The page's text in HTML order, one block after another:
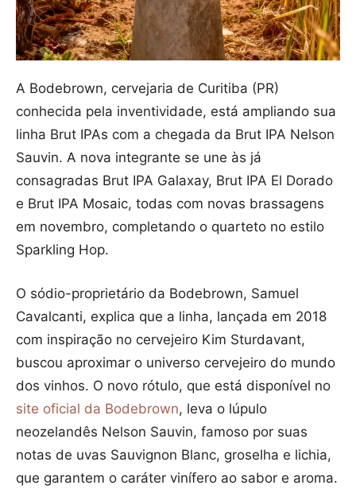
A Bodebrown, cervejaria de Curitiba (PR)
conhecida pela inventividade, está ampliando sua
linha Brut IPAs com a chegada da Brut IPA Nelson
Sauvin. A nova integrante se une às já
consagradas Brut IPA Galaxay, Brut IPA El Dorado
e Brut IPA Mosaic, todas com novas brassagens
em novembro, completando o quarteto no estilo
Sparkling Hop.
O sódio-proprietário da Bodebrown, Samuel
Cavalcanti, explica que a linha, lançada em 2018
com inspiração no cervejeiro Kim Sturdavant,
buscou aproximar o universo cervejeiro do mundo
dos vinhos. O novo rótulo, que está disponível no
site oficial da Bodebrown, leva o lúpulo
neozelandês Nelson Sauvin, famoso por suas
notas de uvas Sauvignon Blanc, groselha e lichia,
que garantem o caráter vinífero ao sabor e aroma.